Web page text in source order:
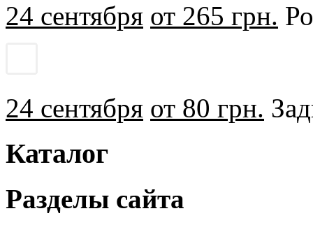
24 сентября от 265 грн.
24 сентября от 80 грн.
Каталог
Разделы сайта